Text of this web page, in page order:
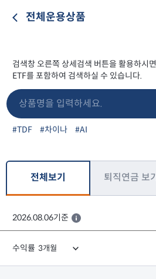
전체운용상품
검색창 오른쪽 상세검색 버튼을 활용하시면
ETF를 포함하여 검색하실 수 있습니다.
#TDF #차이나 #AI
전체보기 퇴직연금 보기
2026.08.06기준
수익률